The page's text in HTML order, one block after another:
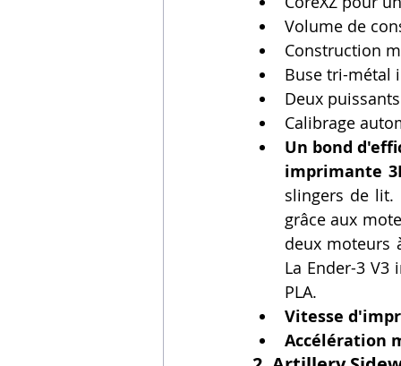
Volume de
Construction
Buse tri-métal
Deux
Calibrage
Un bond
imprimante
slingers de lit.
grâce aux
deux moteurs
La Ender-3
PLA.
Vitesse
Accélération